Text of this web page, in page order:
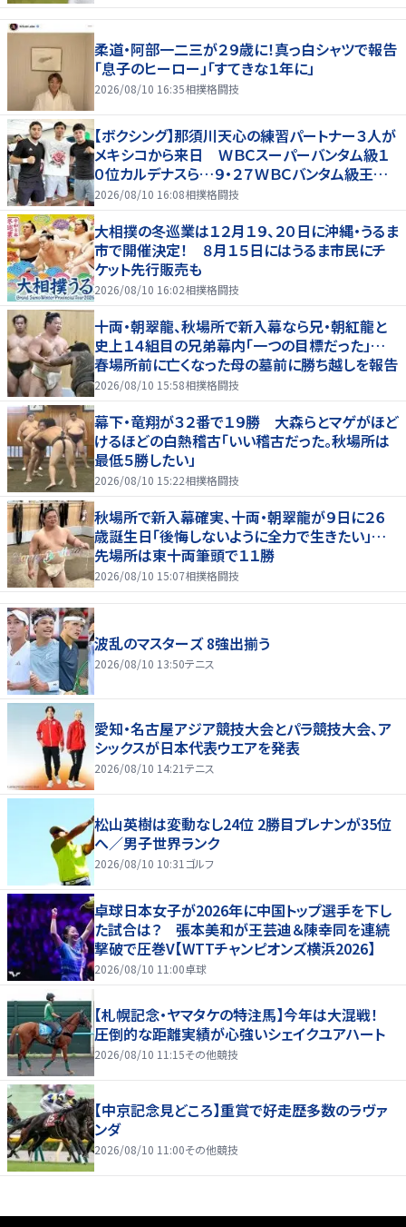
柔道・阿部一二三が２９歳に！真っ白シャツで報告
「息子のヒーロー」「すてきな１年に」
2026/08/10 16:35相撲格闘技
【ボクシング】那須川天心の練習パートナー３人が
メキシコから来日 ＷＢＣスーパーバンタム級１
０位カルデナスら…９・２７ＷＢＣバンタム級王者・
井上拓真と再戦
2026/08/10 16:08相撲格闘技
大相撲の冬巡業は１２月１９、２０日に沖縄・うるま
市で開催決定！ ８月１５日にはうるま市民にチ
ケット先行販売も
2026/08/10 16:02相撲格闘技
十両・朝翠龍、秋場所で新入幕なら兄・朝紅龍と
史上１４組目の兄弟幕内「一つの目標だった」…
春場所前に亡くなった母の墓前に勝ち越しを報告
2026/08/10 15:58相撲格闘技
幕下・竜翔が３２番で１９勝 大森らとマゲがほど
けるほどの白熱稽古「いい稽古だった。秋場所は
最低５勝したい」
2026/08/10 15:22相撲格闘技
秋場所で新入幕確実、十両・朝翠龍が９日に２６
歳誕生日「後悔しないように全力で生きたい」…
先場所は東十両筆頭で１１勝
2026/08/10 15:07相撲格闘技
波乱のマスターズ 8強出揃う
2026/08/10 13:50テニス
愛知・名古屋アジア競技大会とパラ競技大会、ア
シックスが日本代表ウエアを発表
2026/08/10 14:21テニス
松山英樹は変動なし24位 2勝目ブレナンが35位
へ／男子世界ランク
2026/08/10 10:31 ゴルフ
卓球日本女子が2026年に中国トップ選手を下し
た試合は？ 張本美和が王芸迪＆陳幸同を連続
撃破で圧巻V【WTTチャンピオンズ横浜2026】
2026/08/10 11:00卓球
【札幌記念・ヤマタケの特注馬】今年は大混戦！
圧倒的な距離実績が心強いシェイクユアハート
2026/08/10 11:15その他競技
【中京記念見どころ】重賞で好走歴多数のラヴァ
ンダ
2026/08/10 11:00その他競技